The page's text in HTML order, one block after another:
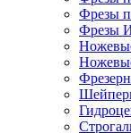
Фрезы
Фрезы